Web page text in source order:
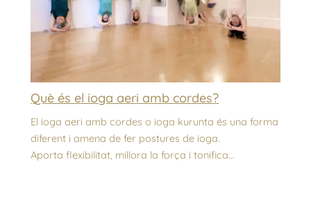
Què és el ioga aeri amb cordes?
El ioga aeri amb cordes o ioga kurunta és una forma
diferent i amena de fer postures de ioga.
Aporta flexibilitat, millora la força i tonifica…